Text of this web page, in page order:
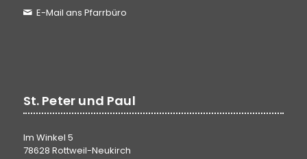
E-Mail ans Pfarrbüro
St. Peter und Paul
Im Winkel 5
78628 Rottweil-Neukirch